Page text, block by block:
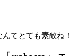
てとても素敵ね！